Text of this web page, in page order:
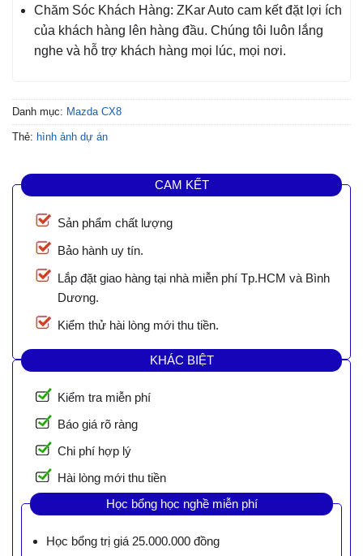
Chăm Sóc Khách Hàng: ZKar Auto cam kết đặt lợi ích
của khách hàng lên hàng đầu. Chúng tôi luôn lắng
nghe và hỗ trợ khách hàng mọi lúc, mọi nơi.
Danh mục: Mazda CX8
Thẻ: hình ảnh dự án
CAM KẾT
Sản phẩm chất lượng
Bảo hành uy tín.
Lắp đặt giao hàng tại nhà miễn phí Tp.HCM và Bình
Dương.
Kiểm thử hài lòng mới thu tiền.
KHÁC BIỆT
Kiểm tra miễn phí
Báo giá rõ ràng
Chi phí hợp lý
Hài lòng mới thu tiền
Học bổng học nghề miễn phí
Học bổng trị giá 25.000.000 đồng